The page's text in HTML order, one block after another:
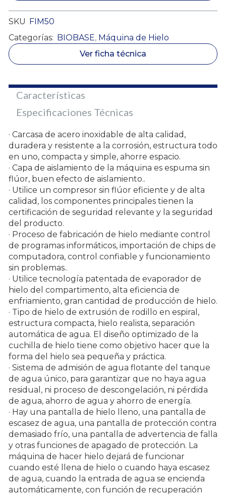
SKU FIM50
Categorías: BIOBASE, Máquina de Hielo
Ver ficha técnica
Características
Especificaciones Técnicas
· Carcasa de acero inoxidable de alta calidad,
duradera y resistente a la corrosión, estructura todo
en uno, compacta y simple, ahorre espacio.
· Capa de aislamiento de la máquina es espuma sin
flúor, buen efecto de aislamiento..
· Utilice un compresor sin flúor eficiente y de alta
calidad, los componentes principales tienen la
certificación de seguridad relevante y la seguridad
del producto.
· Proceso de fabricación de hielo mediante control
de programas informáticos, importación de chips de
computadora, control confiable y funcionamiento
sin problemas..
· Utilice tecnología patentada de evaporador de
hielo del compartimento, alta eficiencia de
enfriamiento, gran cantidad de producción de hielo.
· Tipo de hielo de extrusión de rodillo en espiral,
estructura compacta, hielo realista, separación
automática de agua. El diseño optimizado de la
cuchilla de hielo tiene como objetivo hacer que la
forma del hielo sea pequeña y práctica.
· Sistema de admisión de agua flotante del tanque
de agua único, para garantizar que no haya agua
residual, ni proceso de descongelación, ni pérdida
de agua, ahorro de agua y ahorro de energía.
· Hay una pantalla de hielo lleno, una pantalla de
escasez de agua, una pantalla de protección contra
demasiado frío, una pantalla de advertencia de falla
y otras funciones de apagado de protección. La
máquina de hacer hielo dejará de funcionar
cuando esté llena de hielo o cuando haya escasez
de agua, cuando la entrada de agua se encienda
automáticamente, con función de recuperación